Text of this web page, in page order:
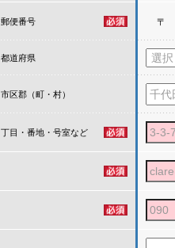
郵便番号 〒
都道府県
市区郡（町・村）
丁目・番地・号室など